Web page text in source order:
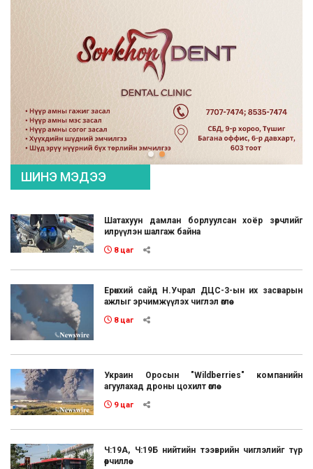
ШИНЭ МЭДЭЭ
Шатахуун дамлан борлуулсан хоёр зөрчлийг
илрүүлэн шалгаж байна
8 цаг
Ерөнхий сайд Н.Учрал ДЦС-3-ын их засварын
ажлыг эрчимжүүлэх чиглэл өглөө
8 цаг
Украин Оросын "Wildberries" компанийн
агуулахад дроны цохилт өглөө
9 цаг
Ч:19А, Ч:19Б нийтийн тээврийн чиглэлийг түр
өөрчиллөө